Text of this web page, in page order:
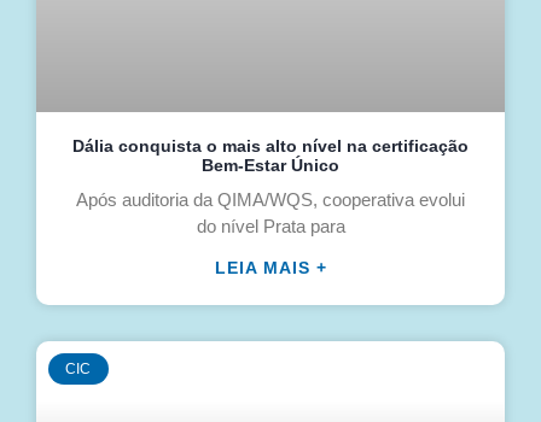
Dália conquista o mais alto nível na certificação
Bem-Estar Único
Após auditoria da QIMA/WQS, cooperativa evolui
do nível Prata para
LEIA MAIS +
CIC